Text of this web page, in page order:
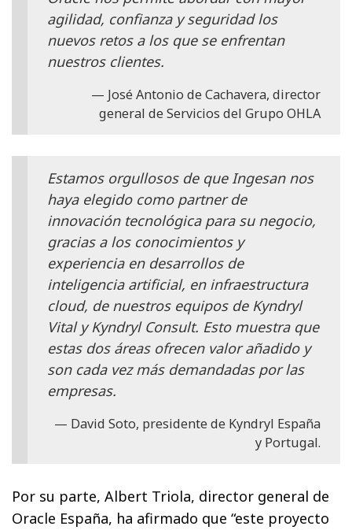
agilidad, confianza y seguridad los
nuevos retos a los que se enfrentan
nuestros clientes.
José Antonio de Cachavera, director
general de Servicios del Grupo OHLA
Estamos orgullosos de que Ingesan nos
haya elegido como partner de
innovación tecnológica para su negocio,
gracias a los conocimientos y
experiencia en desarrollos de
inteligencia artificial, en infraestructura
cloud, de nuestros equipos de Kyndryl
Vital y Kyndryl Consult. Esto muestra que
estas dos áreas ofrecen valor añadido y
son cada vez más demandadas por las
empresas.
David Soto, presidente de Kyndryl España
y Portugal.
Por su parte, Albert Triola, director general de
Oracle España, ha afirmado que “este proyecto